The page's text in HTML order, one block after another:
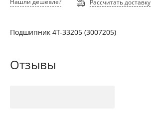
Нашли дешевле? Рассчитать доставку
Подшипник 4Т-33205 (3007205)
Отзывы